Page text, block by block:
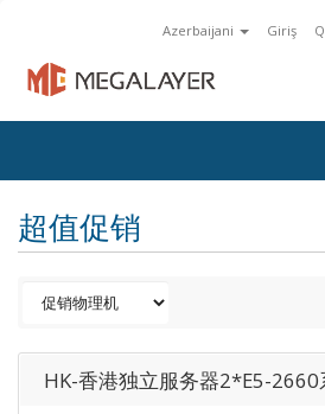
Azerbaijani Giriş
超值促销
HK-香港独立服务器2*E5-2660